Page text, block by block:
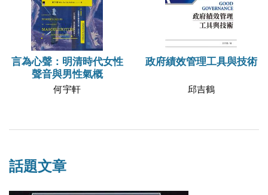
言為心聲：明清時代女性
聲音與男性氣概
何宇軒
政府績效管理工具與技術
邱吉鶴
話題文章